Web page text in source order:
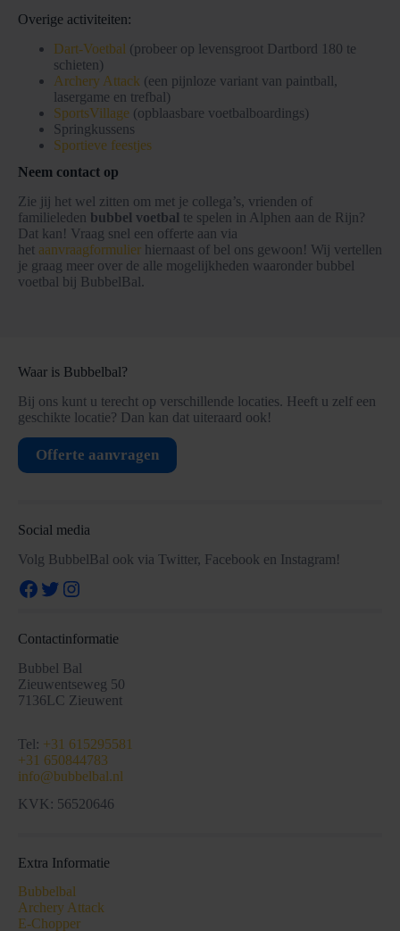
Overige activiteiten:
Dart-Voetbal (probeer op levensgroot Dartbord 180 te
schieten)
Archery Attack (een pijnloze variant van paintball,
lasergame en trefbal)
SportsVillage (opblaasbare voetbalboardings)
Springkussens
Sportieve feestjes
Neem contact op
Zie jij het wel zitten om met je collega’s, vrienden of
familieleden bubbel voetbal te spelen in Alphen aan de Rijn?
Dat kan! Vraag snel een offerte aan via
het aanvraagformulier hiernaast of bel ons gewoon! Wij vertellen
je graag meer over de alle mogelijkheden waaronder bubbel
voetbal bij BubbelBal.
Waar is Bubbelbal?
Bij ons kunt u terecht op verschillende locaties. Heeft u zelf een
geschikte locatie? Dan kan dat uiteraard ook!
Offerte aanvragen
Social media
Volg BubbelBal ook via Twitter, Facebook en Instagram!
Facebook
Twitter
Instagram
Contactinformatie
Bubbel Bal
Zieuwentseweg 50
7136LC Zieuwent
Tel: +31 615295581
+31 650844783
info@bubbelbal.nl
KVK: 56520646
Extra Informatie
Bubbelbal
Archery Attack
E-Chopper